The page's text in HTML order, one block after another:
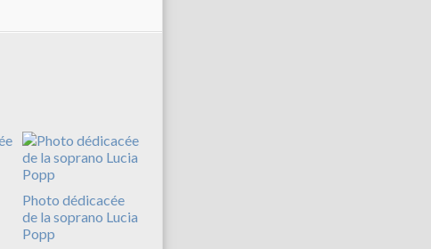
Photo dédicacée
de la soprano Lucia
Popp